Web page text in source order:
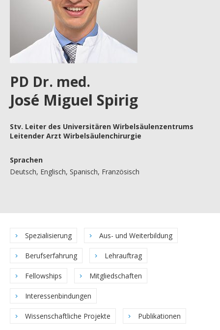
PD Dr. med.
José Miguel Spirig
Stv. Leiter des Universitären Wirbelsäulenzentrums
Leitender Arzt Wirbelsäulenchirurgie
Sprachen
Deutsch, Englisch, Spanisch, Französisch
Spezialisierung Aus- und Weiterbildung
Berufserfahrung Lehrauftrag
Fellowships Mitgliedschaften
Interessenbindungen
Wissenschaftliche Projekte Publikationen